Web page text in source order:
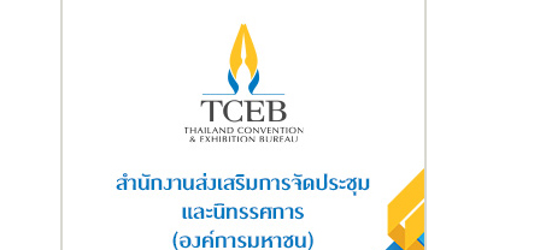
ใช้แล้วมาทิ้งได้อย่างถูกที่ เพื่อที่จะนำไปสู่การนำมารีไซเคิลได้อย่างถูก
วิธี นอกจากนี้ยังเป็นการกรตุ้นให้เศรษฐกิจหมุนเวียน (Circular